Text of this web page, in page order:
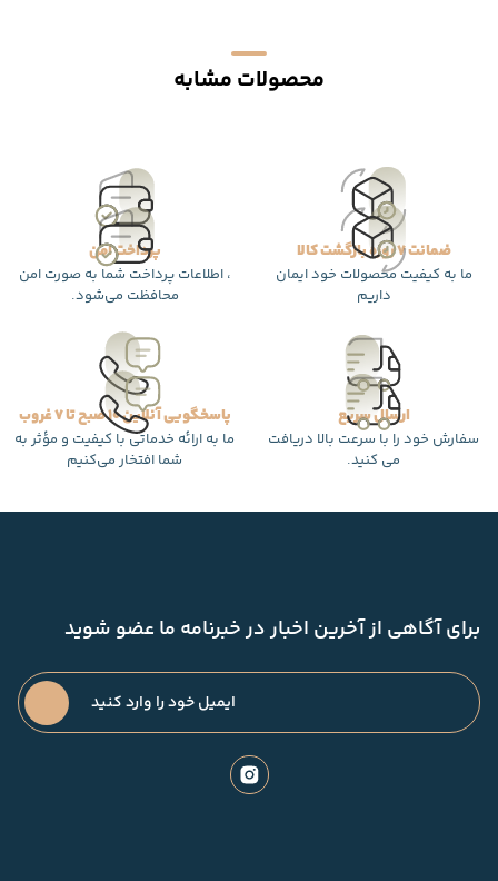
محصولات مشابه
ضمانت 7 روزه بازگشت کالا
ما به کیفیت محصولات خود ایمان
داریم
پرداخت امن
، اطلاعات پرداخت شما به صورت امن
محافظت می‌شود.
ارسال سریع
سفارش خود را با سرعت بالا دریافت
می کنید.
پاسخگویی آنلاین 10 صبح تا 7 غروب
ما به ارائه خدماتی با کیفیت و مؤثر به
شما افتخار می‌کنیم
برای آگاهی از آخرین اخبار در خبرنامه ما عضو شوید